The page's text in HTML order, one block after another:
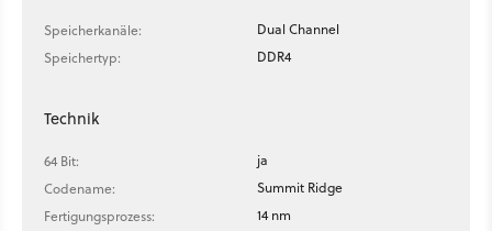
Speicherkanäle:
Dual Channel
Speichertyp:
DDR4
Technik
64 Bit:
ja
Codename:
Summit Ridge
Fertigungsprozess:
14 nm